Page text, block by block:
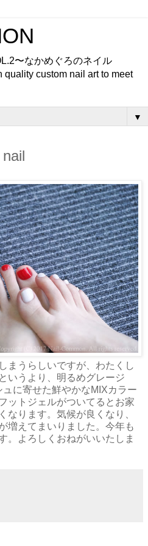
〜なかめぐろのネイル
quality custom nail art to meet
▼
nail
まうらしいですが、わたくし
いうより、明るめグレージ
に寄せた鮮やかなMIXカラー
ットジェルがついてるとお家
なります。気候が良くなり、
増えてまいりました。今年も
。よろしくおねがいいたしま